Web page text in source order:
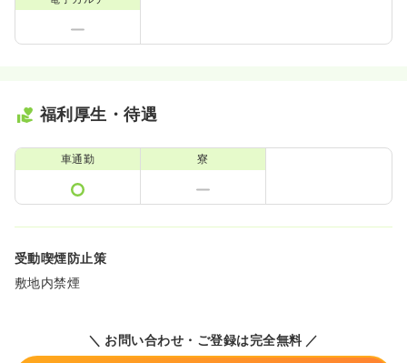
福利厚生・待遇
車通勤 寮
受動喫煙防止策
敷地内禁煙
＼ お問い合わせ・ご登録は完全無料 ／